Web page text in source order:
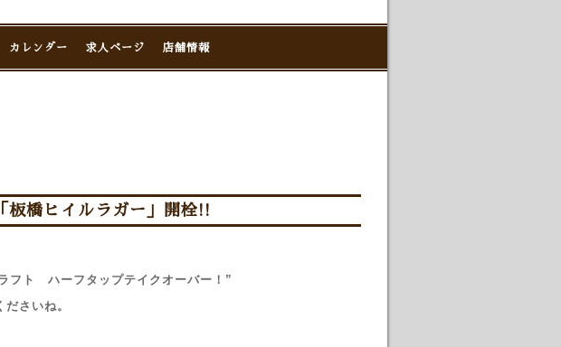
カレンダー 求人ページ 店舗情報
橋ヒイルラガー」開栓!!
フト ハーフタップテイクオーバー！”
さいね。